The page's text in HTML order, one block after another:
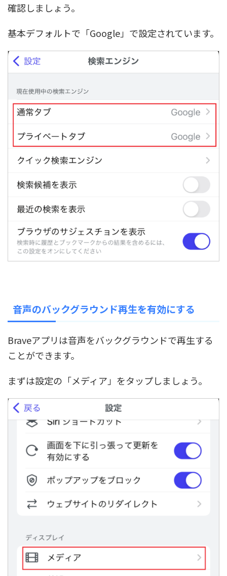
確認しましょう。
基本デフォルトで「Google」で設定されています。
音声のバックグラウンド再生を有効にする
Braveアプリは音声をバックグラウンドで再生する
ことができます。
まずは設定の「メディア」をタップしましょう。